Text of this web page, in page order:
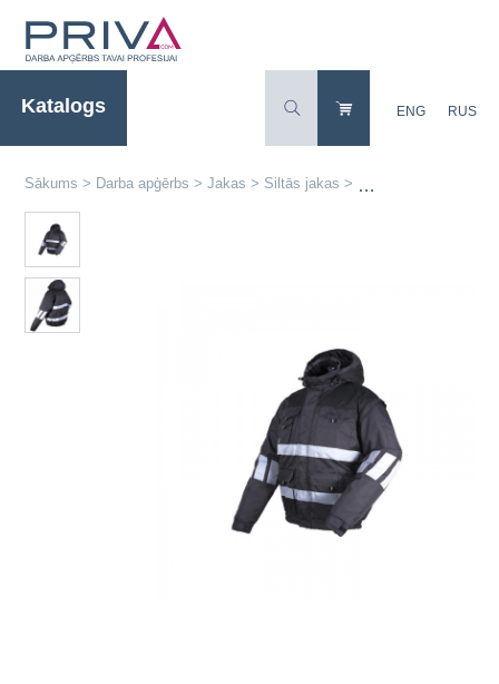
Katalogs ENG RUS
Sākums > Darba apģērbs > Jakas > Siltās jakas >